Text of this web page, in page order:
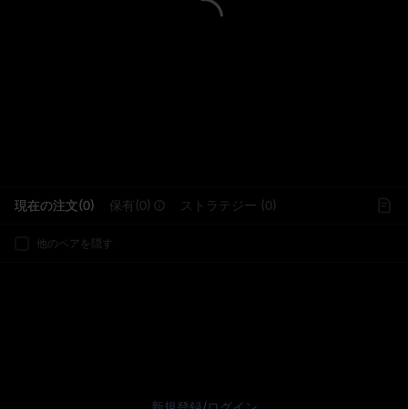
現在の注文(0) 保有(0) ストラテジー (0)
他のペアを隠す